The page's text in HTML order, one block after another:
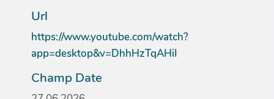
Url
https://www.youtube.com/watch?
app=desktop&v=DhhHzTqAHiI
Champ Date